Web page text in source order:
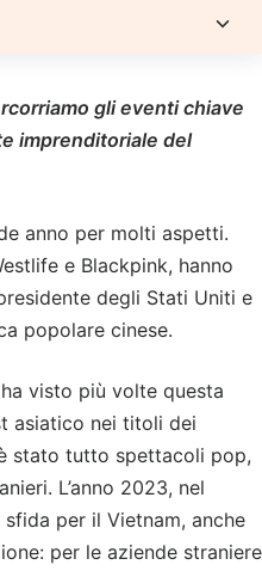
gli eventi chiave
imprenditoriale del
anno per molti aspetti.
e Blackpink, hanno
degli Stati Uniti e
popolare cinese.
visto più volte questa
asiatico nei titoli dei
stato tutto spettacoli pop,
L’anno 2023, nel
per il Vietnam, anche
per le aziende straniere